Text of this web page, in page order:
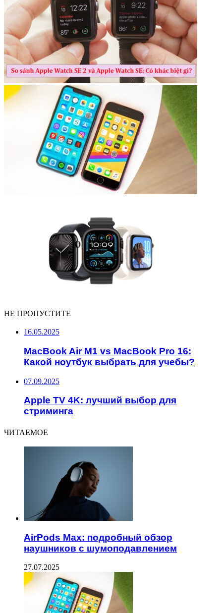
НЕ ПРОПУСТИТЕ
16.05.2025
MacBook Air M1 vs MacBook Pro 16:
Какой ноутбук выбрать для учебы?
07.09.2025
Apple TV 4K: лучший выбор для
стриминга
ЧИТАЕМОЕ
AirPods Max: подробный обзор
наушников с шумоподавлением
27.07.2025